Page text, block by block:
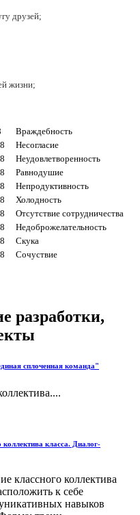
друзей;
жизни;
Враждебность
Несогласие
Неудовлетворенность
Равнодушие
Непродуктивность
Холодность
Отсутствие сотрудничества
Недоброжелательность
Скука
Сочуствие
разработки,
сплоченная команда"
коллектива класса. Диалог-
классного коллектива
к себе
навыков